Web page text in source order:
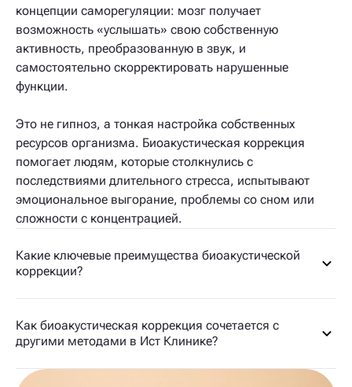
концепции саморегуляции: мозг получает
возможность «услышать» свою собственную
активность, преобразованную в звук, и
самостоятельно скорректировать нарушенные
функции.
Это не гипноз, а тонкая настройка собственных
ресурсов организма. Биоакустическая коррекция
помогает людям, которые столкнулись с
последствиями длительного стресса, испытывают
эмоциональное выгорание, проблемы со сном или
сложности с концентрацией.
Какие ключевые преимущества биоакустической
коррекции?
Как биоакустическая коррекция сочетается с
другими методами в Ист Клинике?